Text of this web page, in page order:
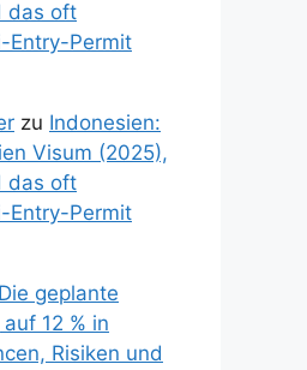
das oft
Entry-Permit
zu Indonesien:
Visum (2025),
das oft
Entry-Permit
Die geplante
12 % in
Risiken und